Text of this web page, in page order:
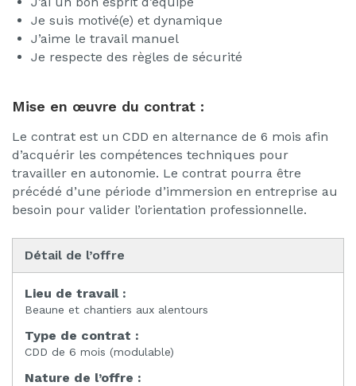
Je suis motivé(e) et dynamique
J’aime le travail manuel
Je respecte des règles de sécurité
Mise en œuvre du contrat :
Le contrat est un CDD en alternance de 6 mois afin
d’acquérir les compétences techniques pour
travailler en autonomie. Le contrat pourra être
précédé d’une période d’immersion en entreprise au
besoin pour valider l’orientation professionnelle.
Détail de l’offre
Lieu de travail :
Beaune et chantiers aux alentours
Type de contrat :
CDD de 6 mois (modulable)
Nature de l’offre :